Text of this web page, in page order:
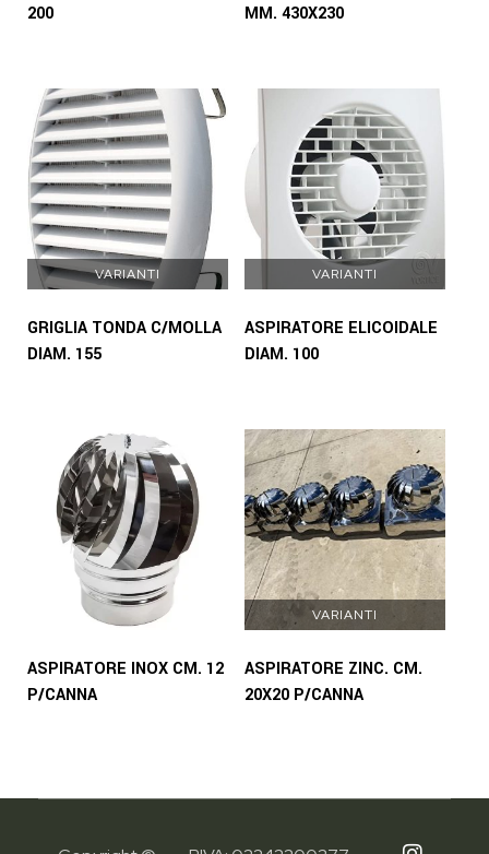
200
MM. 430X230
VARIANTI
GRIGLIA TONDA C/MOLLA
DIAM. 155
VARIANTI
ASPIRATORE ELICOIDALE
DIAM. 100
ASPIRATORE INOX CM. 12
P/CANNA
VARIANTI
ASPIRATORE ZINC. CM.
20X20 P/CANNA